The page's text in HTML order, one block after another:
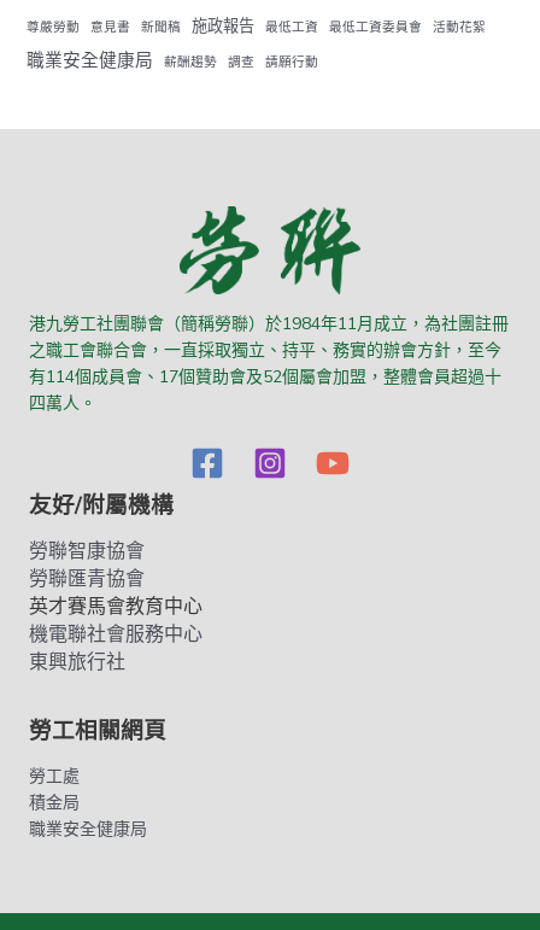
尊嚴勞動 意見書 新聞稿 施政報告 最低工資 最低工資委員會 活動花絮
職業安全健康局 薪酬趨勢 調查 請願行動
港九勞工社團聯會（簡稱勞聯）於1984年11月成立，為社團註冊
之職工會聯合會，一直採取獨立、持平、務實的辦會方針，至今
有114個成員會、17個贊助會及52個屬會加盟，整體會員超過十
四萬人。
友好/附屬機構
勞聯智康協會
勞聯匯青協會
英才賽馬會教育中心
機電聯社會服務中心
東興旅行社
勞工相關網頁
勞工處
積金局
職業安全健康局